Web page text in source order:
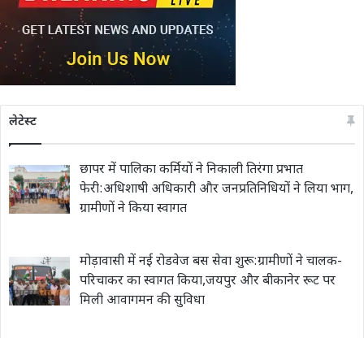
लेटेस्ट
छापर में पालिका कर्मियों ने निकाली तिरंगा प्रभात
फेरी:अधिशाषी अधिकारी और जनप्रतिनिधियों ने लिया भाग,
ग्रामीणों ने किया स्वागत
मोड़ावासी में नई रोडवेज बस सेवा शुरू:ग्रामीणों ने चालक-
परिचाकर का स्वागत किया,जयपुर और बीकानेर रूट पर
मिली आवागमन की सुविधा